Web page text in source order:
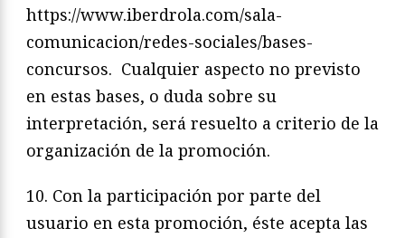
https://www.iberdrola.com/sala-
comunicacion/redes-sociales/bases-
concursos. Cualquier aspecto no previsto
en estas bases, o duda sobre su
interpretación, será resuelto a criterio de la
organización de la promoción.
10. Con la participación por parte del
usuario en esta promoción, éste acepta las